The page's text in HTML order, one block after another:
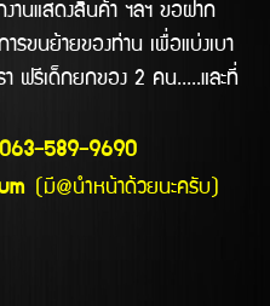
านแสดงสินค้า ฯลฯ ขอฝาก
ารขนย้ายของท่าน เพื่อแบ่งเบา
า ฟรีเด็กยกของ 2 คน.....และที่
063-589-9690
(มี@นำหน้าด้วยนะครับ)